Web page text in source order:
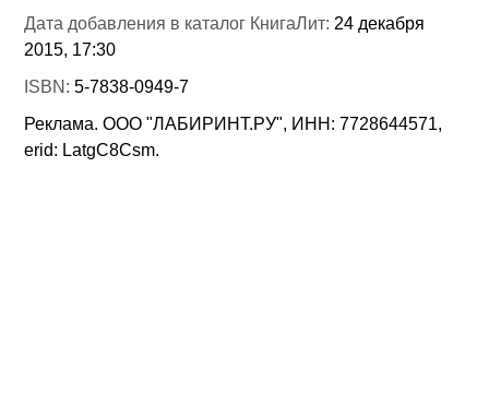
Дата добавления в каталог КнигаЛит: 24 декабря
2015, 17:30
ISBN:5-7838-0949-7
Реклама. ООО "ЛАБИРИНТ.РУ", ИНН: 7728644571,
erid: LatgC8Csm.